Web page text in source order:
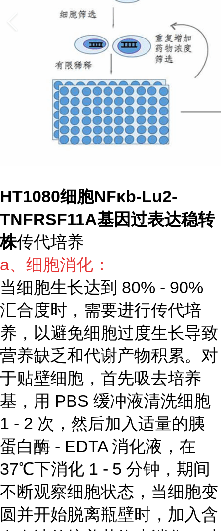
HT1080细胞NFκb-Lu2-
TNFRSF11A基因过表达稳转
株传代培养
a、细胞消化：
当细胞生长达到 80% - 90%
汇合度时，需要进行传代培
养，以避免细胞过度生长导致
营养缺乏和代谢产物积累。对
于贴壁细胞，首先吸去培养
基，用 PBS 缓冲液清洗细胞
1 - 2 次，然后加入适量的胰
蛋白酶 - EDTA 消化液，在
37℃下消化 1 - 5 分钟，期间
不断观察细胞状态，当细胞变
圆并开始脱离瓶壁时，加入含